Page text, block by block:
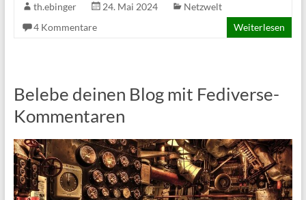
th.ebinger 24. Mai 2024
Netzwelt
4 Kommentare
Weiterlesen
Belebe deinen Blog mit Fediverse-
Kommentaren